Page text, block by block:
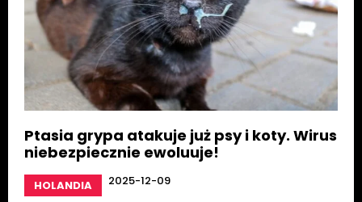
Ptasia grypa atakuje już psy i koty. Wirus
niebezpiecznie ewoluuje!
HOLANDIA 2025-12-09